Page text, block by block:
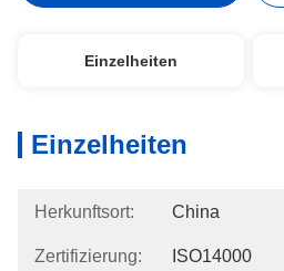
Einzelheiten
Einzelheiten
Herkunftsort: China
Zertifizierung: ISO14000